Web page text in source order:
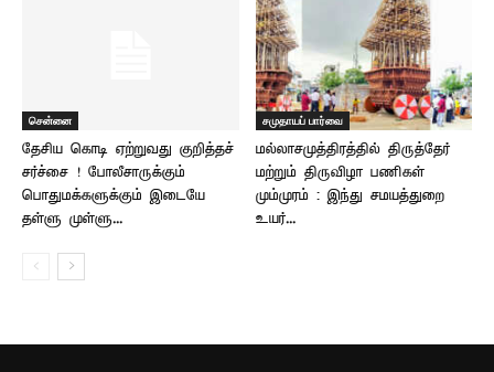
சென்னை
தேசிய கொடி ஏற்றுவது குறித்தச்
சர்ச்சை ! போலீசாருக்கும்
பொதுமக்களுக்கும் இடையே
தள்ளு முள்ளு...
சமுதாயப் பார்வை
மல்லாசமுத்திரத்தில் திருத்தேர்
மற்றும் திருவிழா பணிகள்
மும்முரம் : இந்து சமயத்துறை
உயர்...